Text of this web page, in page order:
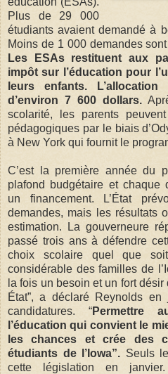
Plus de 29 000
étudiants avaient demandé à
Moins de 1 000 demandes
Les ESAs restituent aux
impôt sur l’éducation pour
leurs enfants.
d’environ 7 600 dollars.
scolarité, les parents
pédagogiques par le biais
à New York qui fournit le
C’est la première année du
plafond budgétaire et chaque
un financement. L’État
demandes, mais les résultats
estimation. La gouverneure
passé trois ans à défendre
choix scolaire quel que
considérable des familles de
la fois un besoin et un fort
État”, a déclaré Reynolds
candidatures. “Permettre
l’éducation qui convient le
les chances et crée des
étudiants de l’Iowa”. Seuls
cette législation en